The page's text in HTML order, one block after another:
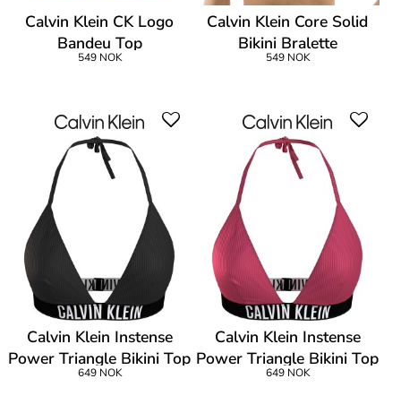
Calvin Klein CK Logo
Bandeu Top
549 NOK
Calvin Klein Core Solid
Bikini Bralette
549 NOK
Calvin Klein Instense
Power Triangle Bikini Top
649 NOK
Calvin Klein Instense
Power Triangle Bikini Top
649 NOK